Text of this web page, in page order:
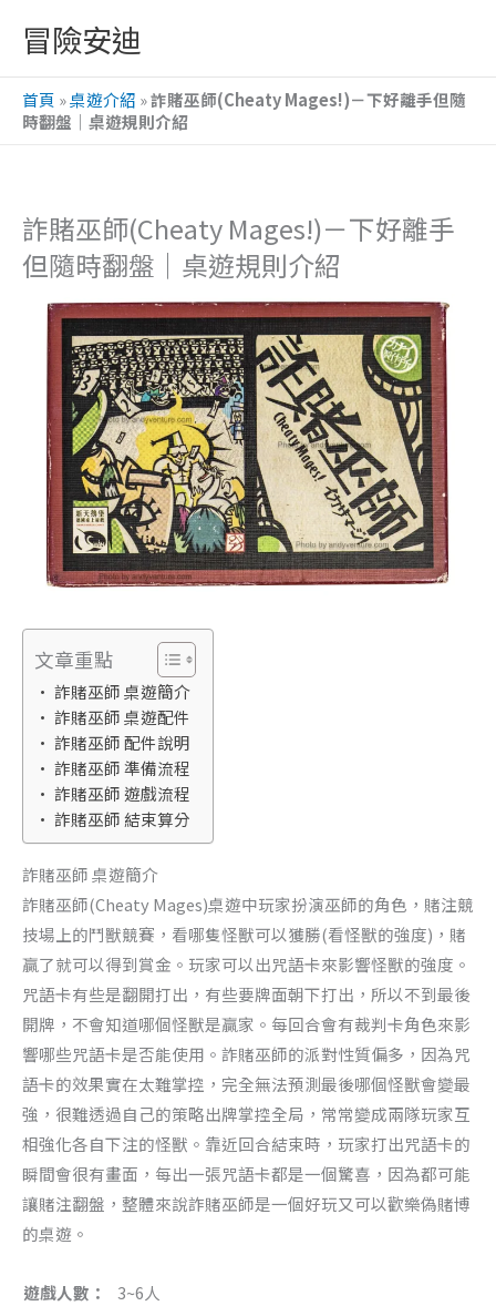
主
冒險安迪
首頁 »桌遊介紹 »詐賭巫師(Cheaty Mages!)－下好離手但隨
時翻盤｜桌遊規則介紹
詐賭巫師(Cheaty Mages!)－下好離手
但隨時翻盤｜桌遊規則介紹
文章重點
詐賭巫師 桌遊簡介
詐賭巫師 桌遊配件
詐賭巫師 配件說明
詐賭巫師 準備流程
詐賭巫師 遊戲流程
詐賭巫師 結束算分
詐賭巫師 桌遊簡介
詐賭巫師(Cheaty Mages)桌遊中玩家扮演巫師的角色，賭注競
技場上的鬥獸競賽，看哪隻怪獸可以獲勝(看怪獸的強度)，賭
贏了就可以得到賞金。玩家可以出咒語卡來影響怪獸的強度。
咒語卡有些是翻開打出，有些要牌面朝下打出，所以不到最後
開牌，不會知道哪個怪獸是贏家。每回合會有裁判卡角色來影
響哪些咒語卡是否能使用。詐賭巫師的派對性質偏多，因為咒
語卡的效果實在太難掌控，完全無法預測最後哪個怪獸會變最
強，很難透過自己的策略出牌掌控全局，常常變成兩隊玩家互
相強化各自下注的怪獸。靠近回合結束時，玩家打出咒語卡的
瞬間會很有畫面，每出一張咒語卡都是一個驚喜，因為都可能
讓賭注翻盤，整體來說詐賭巫師是一個好玩又可以歡樂偽賭博
的桌遊。
遊戲人數：
3~6人